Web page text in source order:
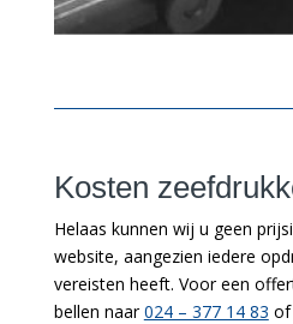
Kosten
Helaas kunnen wij u geen
website, aangezien iedere
vereisten heeft. Voor een
bellen naar024 – 377 14 83 of